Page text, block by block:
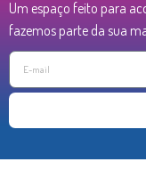
Um espaço feito para
fazemos parte da sua